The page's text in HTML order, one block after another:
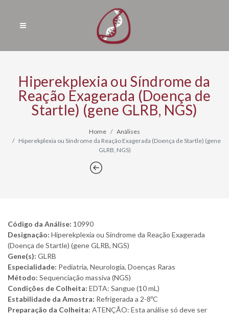
Hiperekplexia ou Síndrome da
Reação Exagerada (Doença de
Startle) (gene GLRB, NGS)
Home
Análises
Hiperekplexia ou Síndrome da Reação Exagerada (Doença de Startle) (gene
GLRB, NGS)
Código da Análise: 10990
Designação: Hiperekplexia ou Síndrome da Reação Exagerada
(Doença de Startle) (gene GLRB, NGS)
Gene(s): GLRB
Especialidade: Pediatria, Neurologia, Doenças Raras
Método: Sequenciação massiva (NGS)
Condições de Colheita: EDTA: Sangue (10 mL)
Estabilidade da Amostra: Refrigerada a 2-8ºC
Preparação da Colheita: ATENÇÃO: Esta análise só deve ser